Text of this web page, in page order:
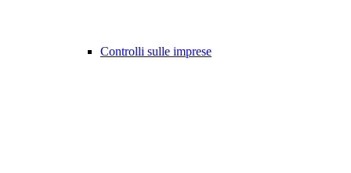
Controlli sulle imprese